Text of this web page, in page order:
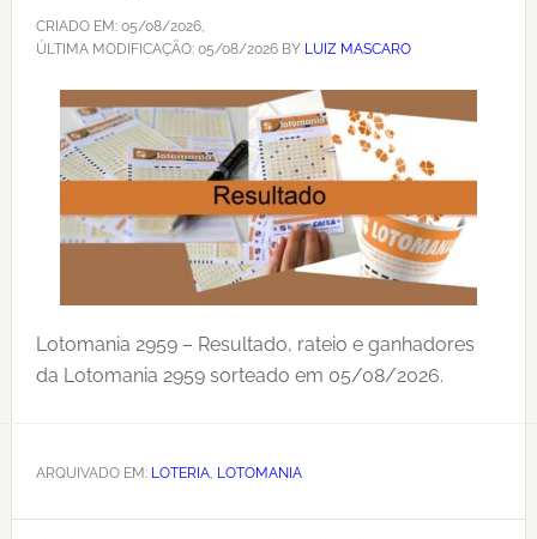
CRIADO EM: 05/08/2026,
ÚLTIMA MODIFICAÇÃO: 05/08/2026BY LUIZ MASCARO
Lotomania 2959 – Resultado, rateio e ganhadores
da Lotomania 2959 sorteado em 05/08/2026.
ARQUIVADO EM: LOTERIA, LOTOMANIA